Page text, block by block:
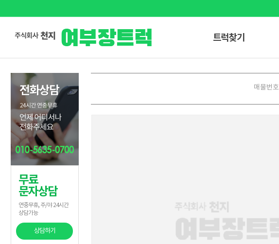
트럭찾기
무료
문자상담
연중무휴, 주/야 24시간
상담가능
상담하기
매물번호